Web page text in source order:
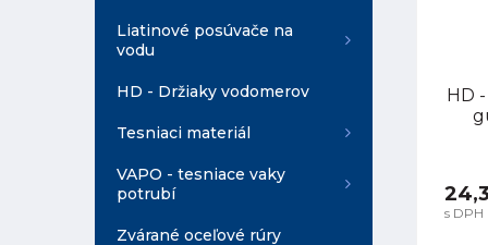
Liatinové posúvače na
vodu
HD - Držiaky vodomerov
Tesniaci materiál
VAPO - tesniace vaky
potrubí
Zvárané oceľové rúry
HD
s DPH